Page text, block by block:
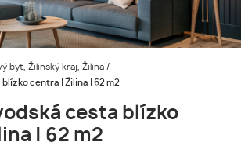
byt, Žilinský kraj, Žilina /
centra | Žilina | 62 m2
cesta blízko
| 62 m2